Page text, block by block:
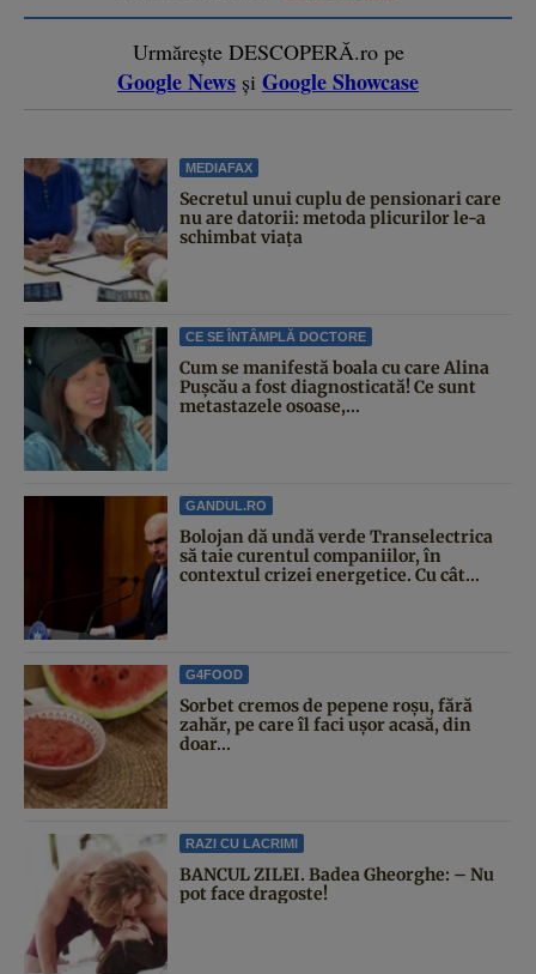
Urmărește DESCOPERĂ.ro pe
Google News și Google Showcase
MEDIAFAX
Secretul unui cuplu de pensionari care
nu are datorii: metoda plicurilor le-a
schimbat viața
CE SE ÎNTÂMPLĂ DOCTORE
Cum se manifestă boala cu care Alina
Pușcău a fost diagnosticată! Ce sunt
metastazele osoase,...
GANDUL.RO
Bolojan dă undă verde Transelectrica
să taie curentul companiilor, în
contextul crizei energetice. Cu cât...
G4FOOD
Sorbet cremos de pepene roșu, fără
zahăr, pe care îl faci ușor acasă, din
doar...
RAZI CU LACRIMI
BANCUL ZILEI. Badea Gheorghe: – Nu
pot face dragoste!